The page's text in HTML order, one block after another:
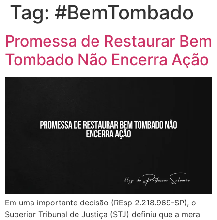
Tag: #BemTombado
Promessa de Restaurar Bem
Tombado Não Encerra Ação
Em uma importante decisão (REsp 2.218.969-SP), o
Superior Tribunal de Justiça (STJ) definiu que a mera